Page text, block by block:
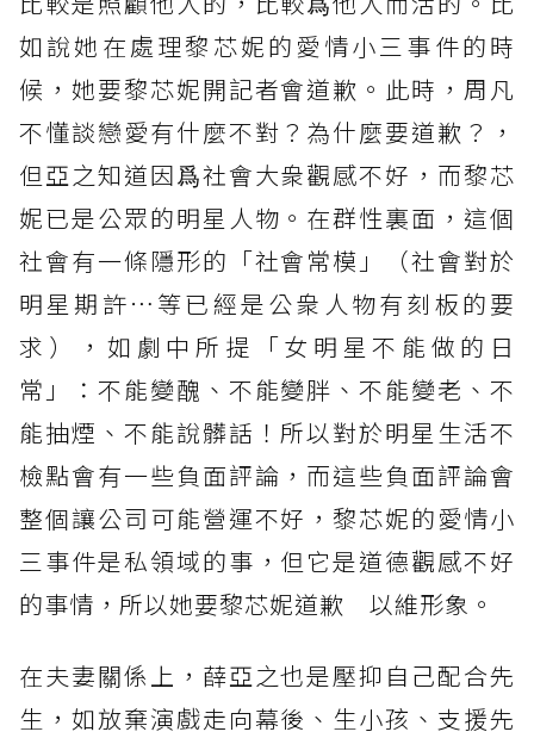
如說她在處理黎芯妮的愛情小三事件的時
候，她要黎芯妮開記者會道歉。此時，周凡
不懂談戀愛有什麼不對？為什麼要道歉？，
但亞之知道因爲社會大衆觀感不好，而黎芯
妮已是公眾的明星人物。在群性裏面，這個
社會有一條隱形的「社會常模」（社會對於
明星期許⋯等已經是公衆人物有刻板的要
求），如劇中所提「女明星不能做的日
常」：不能變醜、不能變胖、不能變老、不
能抽煙、不能說髒話！所以對於明星生活不
檢點會有一些負面評論，而這些負面評論會
整個讓公司可能營運不好，黎芯妮的愛情小
三事件是私領域的事，但它是道德觀感不好
的事情，所以她要黎芯妮道歉 以維形象。
在夫妻關係上，薛亞之也是壓抑自己配合先
生，如放棄演戲走向幕後、生小孩、支援先